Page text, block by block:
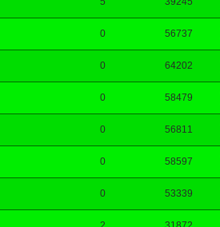
0 56737
0 64202
0 58479
0 56811
0 58597
0 53339